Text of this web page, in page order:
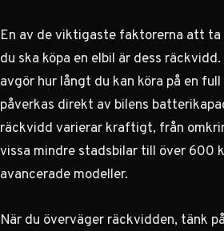
En av de viktigaste faktorerna att ta
du ska köpa en elbil är dess
avgör hur långt du kan köra på en
påverkas direkt av bilens
räckvidd varierar kraftigt, från
vissa mindre stadsbilar till över 600
avancerade modeller.
När du överväger räckvidden, tänk